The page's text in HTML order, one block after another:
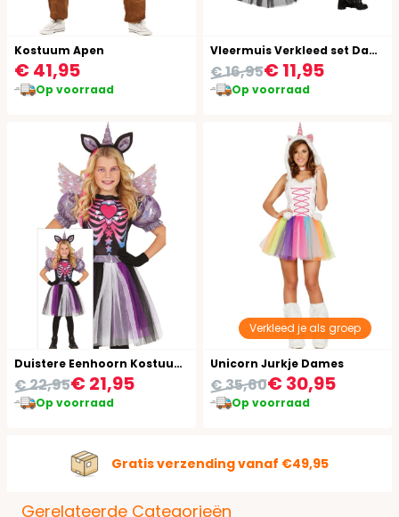
Kostuum Apen
€ 41,95
Op voorraad
Vleermuis Verkleed set Dames
€ 11,95
€ 16,95
Op voorraad
Duistere Eenhoorn Kostuum Meisjes
€ 21,95
€ 22,95
Op voorraad
Verkleed je als groep
Unicorn Jurkje Dames
€ 30,95
€ 35,60
Op voorraad
Gratis verzending vanaf €49,95
Gerelateerde Categorieën